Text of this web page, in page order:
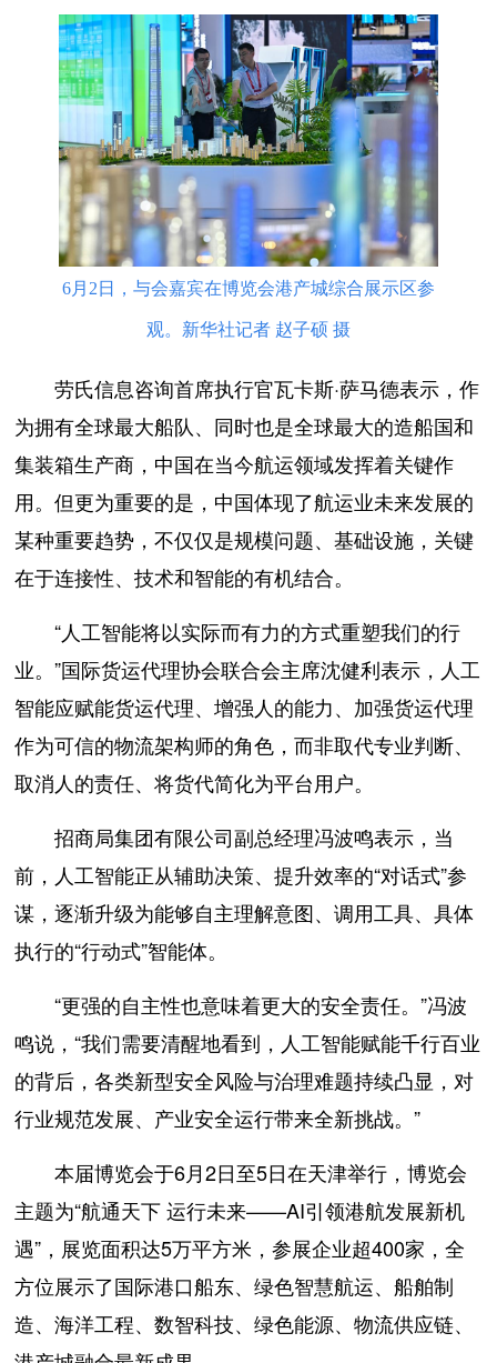
6月2日，与会嘉宾在博览会港产城综合展示区参
观。新华社记者 赵子硕 摄
劳氏信息咨询首席执行官瓦卡斯·萨马德表示，作
为拥有全球最大船队、同时也是全球最大的造船国和
集装箱生产商，中国在当今航运领域发挥着关键作
用。但更为重要的是，中国体现了航运业未来发展的
某种重要趋势，不仅仅是规模问题、基础设施，关键
在于连接性、技术和智能的有机结合。
“人工智能将以实际而有力的方式重塑我们的行
业。”国际货运代理协会联合会主席沈健利表示，人工
智能应赋能货运代理、增强人的能力、加强货运代理
作为可信的物流架构师的角色，而非取代专业判断、
取消人的责任、将货代简化为平台用户。
招商局集团有限公司副总经理冯波鸣表示，当
前，人工智能正从辅助决策、提升效率的“对话式”参
谋，逐渐升级为能够自主理解意图、调用工具、具体
执行的“行动式”智能体。
“更强的自主性也意味着更大的安全责任。”冯波
鸣说，“我们需要清醒地看到，人工智能赋能千行百业
的背后，各类新型安全风险与治理难题持续凸显，对
行业规范发展、产业安全运行带来全新挑战。”
本届博览会于6月2日至5日在天津举行，博览会
主题为“航通天下 运行未来——AI引领港航发展新机
遇”，展览面积达5万平方米，参展企业超400家，全
方位展示了国际港口船东、绿色智慧航运、船舶制
造、海洋工程、数智科技、绿色能源、物流供应链、